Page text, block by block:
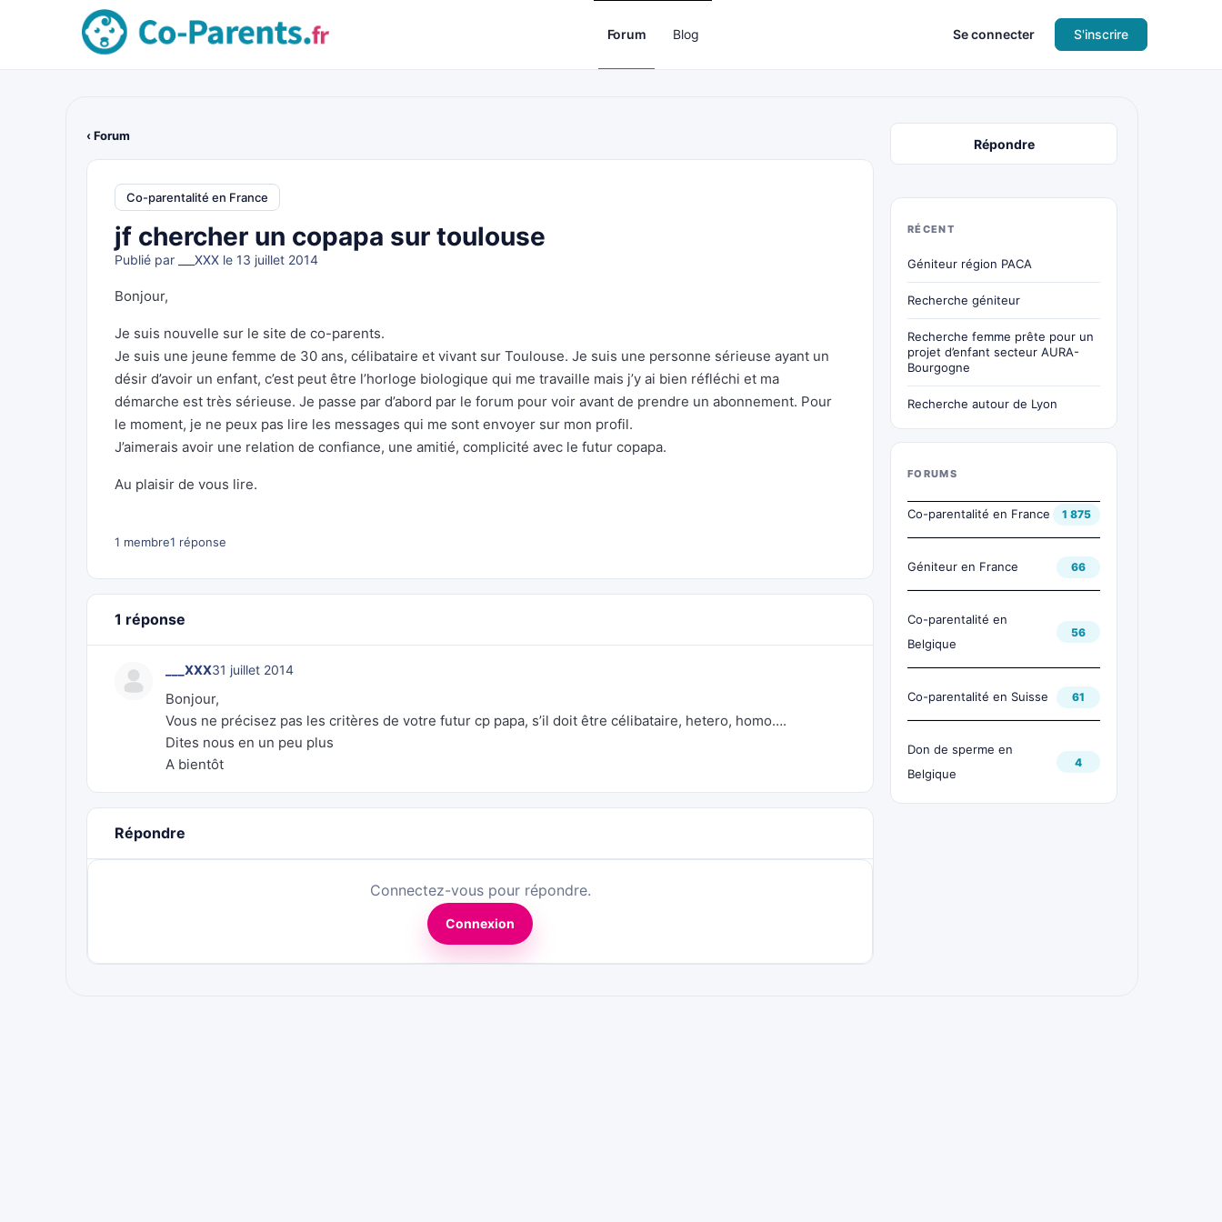
Forum Blog Se connecter S'inscrire
‹ Forum
Co-parentalité en France
jf chercher un copapa sur toulouse
Publié par ___XXX le 13 juillet 2014
Bonjour,
Je suis nouvelle sur le site de co-parents.
Je suis une jeune femme de 30 ans, célibataire et vivant sur Toulouse. Je suis une personne sérieuse ayant un
désir d’avoir un enfant, c’est peut être l’horloge biologique qui me travaille mais j’y ai bien réfléchi et ma
démarche est très sérieuse. Je passe par d’abord par le forum pour voir avant de prendre un abonnement. Pour
le moment, je ne peux pas lire les messages qui me sont envoyer sur mon profil.
J’aimerais avoir une relation de confiance, une amitié, complicité avec le futur copapa.
Au plaisir de vous lire.
1 membre1 réponse
1 réponse
___XXX31 juillet 2014
Bonjour,
Vous ne précisez pas les critères de votre futur cp papa, s’il doit être célibataire, hetero, homo….
Dites nous en un peu plus
A bientôt
Répondre
Connectez-vous pour répondre.
Connexion
Répondre
RÉCENT
Géniteur région PACA
Recherche géniteur
Recherche femme prête pour un
projet d’enfant secteur AURA-
Bourgogne
Recherche autour de Lyon
FORUMS
Co-parentalité en France 1 875
Géniteur en France 66
Co-parentalité en
Belgique
56
Co-parentalité en Suisse 61
Don de sperme en
Belgique
4